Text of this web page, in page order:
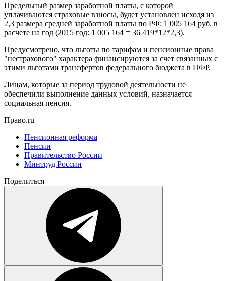
Предельный размер заработной платы, с которой
уплачиваются страховые взносы, будет установлен исходя из
2,3 размера средней заработной платы по РФ: 1 005 164 руб. в
расчете на год (2015 год: 1 005 164 = 36 419*12*2,3).
Предусмотрено, что льготы по тарифам и пенсионные права
"нестрахового" характера финансируются за счет связанных с
этими льготами трансфертов федерального бюджета в ПФР.
Лицам, которые за период трудовой деятельности не
обеспечили выполнение данных условий, назначается
социальная пенсия.
Право.ru
Пенсионная реформа
Пенсии
Правительство России
Минтруд России
Поделиться